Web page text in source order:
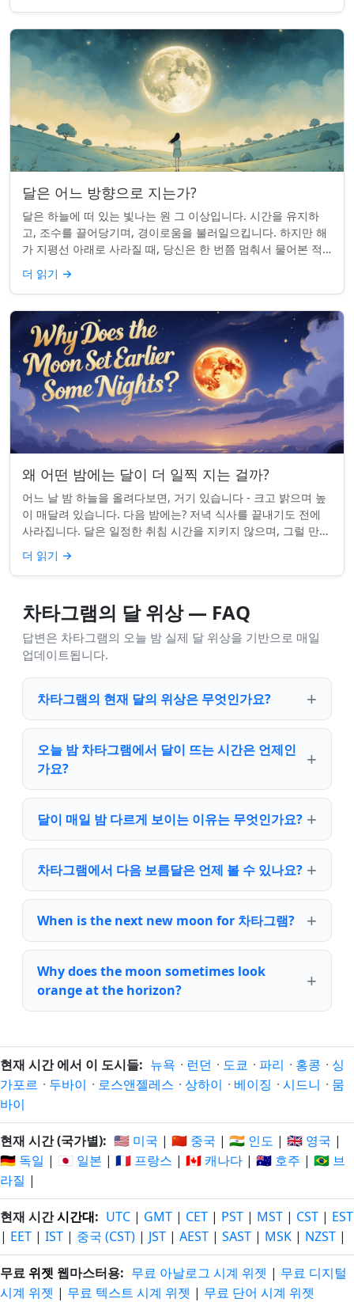
달은 어느 방향으로 지는가?
달은 하늘에 떠 있는 빛나는 원 그 이상입니다. 시간을 유지하
고, 조수를 끌어당기며, 경이로움을 불러일으킵니다. 하지만 해
가 지평선 아래로 사라질 때, 당신은 한 번쯤 멈춰서 물어본 적
이 있나요: 그곳은 어디일까? ...
더 읽기 →
왜 어떤 밤에는 달이 더 일찍 지는 걸까?
어느 날 밤 하늘을 올려다보면, 거기 있습니다 - 크고 밝으며 높
이 매달려 있습니다. 다음 밤에는? 저녁 식사를 끝내기도 전에
사라집니다. 달은 일정한 취침 시간을 지키지 않으며, 그럴 만한
좋은 이유가 있습니다. ...
더 읽기 →
차타그램의 달 위상 — FAQ
답변은 차타그램의 오늘 밤 실제 달 위상을 기반으로 매일
업데이트됩니다.
차타그램의 현재 달의 위상은 무엇인가요?
오늘 밤 차타그램에서 달이 뜨는 시간은 언제인
가요?
달이 매일 밤 다르게 보이는 이유는 무엇인가요?
차타그램에서 다음 보름달은 언제 볼 수 있나요?
When is the next new moon for 차타그램?
Why does the moon sometimes look
orange at the horizon?
현재 시간 에서 이 도시들: 뉴욕 · 런던 · 도쿄 · 파리 · 홍콩 · 싱
가포르 · 두바이 · 로스앤젤레스 · 상하이 · 베이징 · 시드니 · 뭄
바이
현재 시간 (국가별): 🇺🇸 미국 | 🇨🇳 중국 | 🇮🇳 인도 | 🇬🇧 영국 |
🇩🇪 독일 | 🇯🇵 일본 | 🇫🇷 프랑스 | 🇨🇦 캐나다 | 🇦🇺 호주 | 🇧🇷 브
라질 |
현재 시간시간대: UTC | GMT | CET | PST | MST | CST | EST
| EET | IST | 중국 (CST) | JST | AEST | SAST | MSK | NZST |
무료 위젯 웹마스터용: 무료 아날로그 시계 위젯 | 무료 디지털
시계 위젯 | 무료 텍스트 시계 위젯 | 무료 단어 시계 위젯